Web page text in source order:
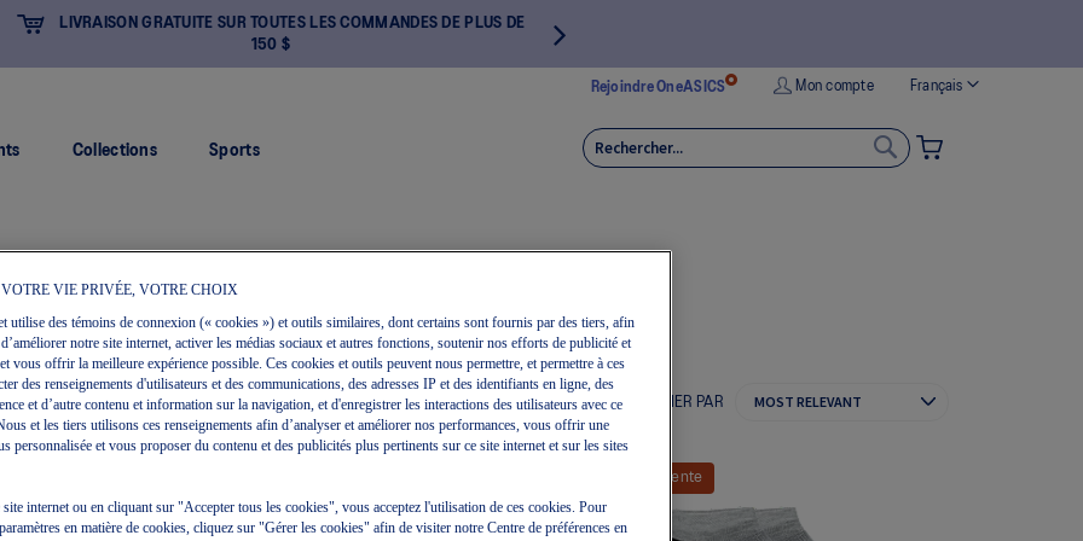
LIVRAISON GRATUITE SUR TOUTES LES COMMANDES DE PLUS DE
150 $
Langue
Français
Mon compte
Rejoindre OneASICS
Collections Sports MON PANIER
TRIER PAR
Vente
VIE PRIVÉE, VOTRE CHOIX
utilise des témoins de connexion (« cookies ») et outils similaires, dont certains sont fournis par des tiers, afin
notre site internet, activer les médias sociaux et autres fonctions, soutenir nos efforts de publicité et
vous offrir la meilleure expérience possible. Ces cookies et outils peuvent nous permettre, et permettre à ces
des renseignements d'utilisateurs et des communications, des adresses IP et des identifiants en ligne, des
et d’autre contenu et information sur la navigation, et d'enregistrer les interactions des utilisateurs avec ce
et les tiers utilisons ces renseignements afin d’analyser et améliorer nos performances, vous offrir une
personnalisée et vous proposer du contenu et des publicités plus pertinents sur ce site internet et sur les sites
site internet ou en cliquant sur "Accepter tous les cookies", vous acceptez l'utilisation de ces cookies. Pour
en matière de cookies, cliquez sur "Gérer les cookies" afin de visiter notre Centre de préférences en